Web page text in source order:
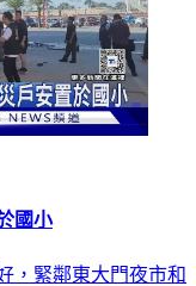
國小
，緊鄰東大門夜市和